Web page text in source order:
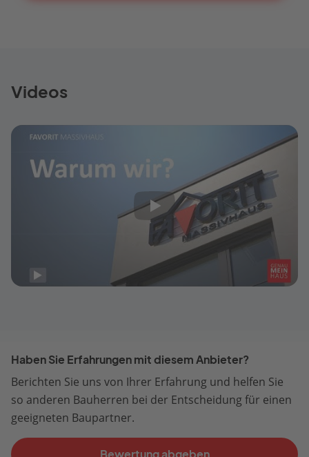
Videos
Haben Sie Erfahrungen mit diesem Anbieter?
Berichten Sie uns von Ihrer Erfahrung und helfen Sie
so anderen Bauherren bei der Entscheidung für einen
geeigneten Baupartner.
Bewertung abgeben